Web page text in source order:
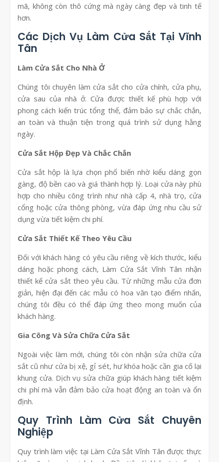
mã, không còn thô cứng mà ngày càng đẹp và tinh tế
hơn.
Các Dịch Vụ Làm Cửa Sắt Tại Vĩnh
Tân
Làm Cửa Sắt Cho Nhà Ở
Chúng tôi chuyên làm cửa sắt cho cửa chính, cửa phụ,
cửa sau của nhà ở. Cửa được thiết kế phù hợp với
phong cách kiến trúc tổng thể, đảm bảo sự chắc chắn,
an toàn và thuận tiện trong quá trình sử dụng hằng
ngày.
Cửa Sắt Hộp Đẹp Và Chắc Chắn
Cửa sắt hộp là lựa chọn phổ biến nhờ kiểu dáng gọn
gàng, độ bền cao và giá thành hợp lý. Loại cửa này phù
hợp cho nhiều công trình như nhà cấp 4, nhà trọ, cửa
cổng hoặc cửa thông phòng, vừa đáp ứng nhu cầu sử
dụng vừa tiết kiệm chi phí.
Cửa Sắt Thiết Kế Theo Yêu Cầu
Đối với khách hàng có yêu cầu riêng về kích thước, kiểu
dáng hoặc phong cách, Làm Cửa Sắt Vĩnh Tân nhận
thiết kế cửa sắt theo yêu cầu. Từ những mẫu cửa đơn
giản, hiện đại đến các mẫu có hoa văn tạo điểm nhấn,
chúng tôi đều có thể đáp ứng theo mong muốn của
khách hàng.
Gia Công Và Sửa Chữa Cửa Sắt
Ngoài việc làm mới, chúng tôi còn nhận sửa chữa cửa
sắt cũ như cửa bị xệ, gỉ sét, hư khóa hoặc cần gia cố lại
khung cửa. Dịch vụ sửa chữa giúp khách hàng tiết kiệm
chi phí mà vẫn đảm bảo cửa hoạt động an toàn và ổn
định.
Quy Trình Làm Cửa Sắt Chuyên
Nghiệp
Quy trình làm việc tại Làm Cửa Sắt Vĩnh Tân được thực